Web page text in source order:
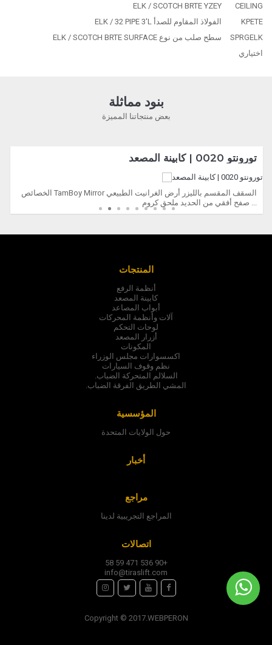
CEILING
ELK / SCOTCH BRTE YZEY
KPETE
الفولاذ المقاوم للصدأ ELK / 32 PIPE 3'L
SPRGELK
سطح صلب من نوع ELK / SCOTCH BRTE SURFACE
اختياري
بنود مماثلة
بعض منتجاتنا المميزة
تورونتو 0020 | كابينة المصعد
الخصائص TamBoy Mirror السقف المقسم بالليزر أرض الغرانيت الطبيعي
صفح أفقي من الحديد ملحق كروم ...
المنتجات
أنظمة الرفع
كابينة المصعد
أبواب المصاعد
آلات وأنظمة المحركات
لوحات التحكم
أزرار المصعد
المكونات
اكسسوارات مجلس الوزراء
نظم وقوف السيارات
السلالم المتحركة الضباب.
المشي الطريق الفرقة الضباب.
المؤسسية
حول الولايات المتحدة
أخبار
مراجع
المراجع التجريبية لدينا
اتصالات
+90 536 471 59 58
info@tiraslift.com
Copyright © 2017.WEBPERON